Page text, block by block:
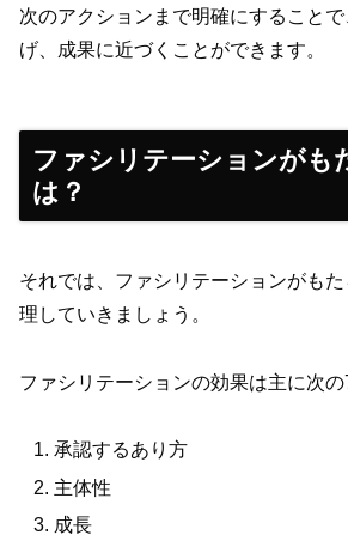
次のアクションまで明確にすること
げ、成果に近づくことができます。
ファシリテーションがも
は？
それでは、ファシリテーションがも
理していきましょう。
ファシリテーションの効果は主に次の
承認するあり方
主体性
成長